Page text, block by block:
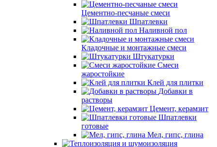
Цементно-песчаные смеси
Шпатлевки
Наливной пол
Кладочные и монтажные смеси
Штукатурки
Смеси
жаростойкие
Клей для плитки
Добавки в
растворы
Цемент, керамзит
Шпатлевки
готовые
Мел, гипс, глина